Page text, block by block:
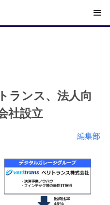
ランス、法人向
社設立
編集部